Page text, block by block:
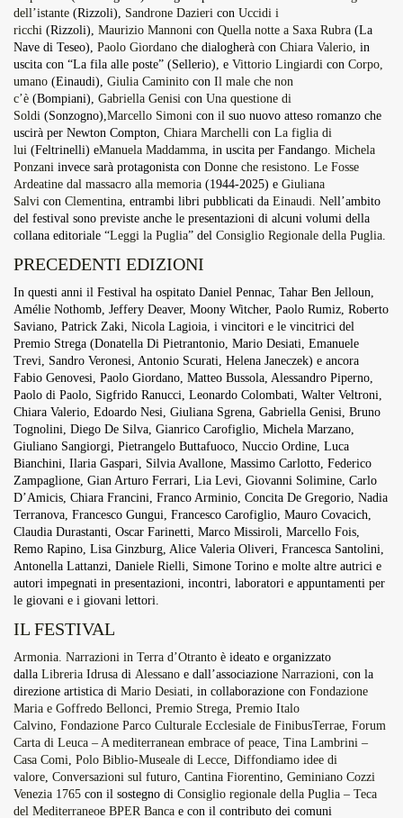
dell’istante (Rizzoli), Sandrone Dazieri con Uccidi i
ricchi (Rizzoli), Maurizio Mannoni con Quella notte a Saxa Rubra (La
Nave di Teseo), Paolo Giordano che dialogherà con Chiara Valerio, in
uscita con “La fila alle poste” (Sellerio), e Vittorio Lingiardi con Corpo,
umano (Einaudi), Giulia Caminito con Il male che non
c’è (Bompiani), Gabriella Genisi con Una questione di
Soldi (Sonzogno),Marcello Simoni con il suo nuovo atteso romanzo che
uscirà per Newton Compton, Chiara Marchelli con La figlia di
lui (Feltrinelli) eManuela Maddamma, in uscita per Fandango. Michela
Ponzani invece sarà protagonista con Donne che resistono. Le Fosse
Ardeatine dal massacro alla memoria (1944-2025) e Giuliana
Salvi con Clementina, entrambi libri pubblicati da Einaudi. Nell’ambito
del festival sono previste anche le presentazioni di alcuni volumi della
collana editoriale “Leggi la Puglia” del Consiglio Regionale della Puglia.
PRECEDENTI EDIZIONI
In questi anni il Festival ha ospitato Daniel Pennac, Tahar Ben Jelloun,
Amélie Nothomb, Jeffery Deaver, Moony Witcher, Paolo Rumiz, Roberto
Saviano, Patrick Zaki, Nicola Lagioia, i vincitori e le vincitrici del
Premio Strega (Donatella Di Pietrantonio, Mario Desiati, Emanuele
Trevi, Sandro Veronesi, Antonio Scurati, Helena Janeczek) e ancora
Fabio Genovesi, Paolo Giordano, Matteo Bussola, Alessandro Piperno,
Paolo di Paolo, Sigfrido Ranucci, Leonardo Colombati, Walter Veltroni,
Chiara Valerio, Edoardo Nesi, Giuliana Sgrena, Gabriella Genisi, Bruno
Tognolini, Diego De Silva, Gianrico Carofiglio, Michela Marzano,
Giuliano Sangiorgi, Pietrangelo Buttafuoco, Nuccio Ordine, Luca
Bianchini, Ilaria Gaspari, Silvia Avallone, Massimo Carlotto, Federico
Zampaglione, Gian Arturo Ferrari, Lia Levi, Giovanni Solimine, Carlo
D’Amicis, Chiara Francini, Franco Arminio, Concita De Gregorio, Nadia
Terranova, Francesco Gungui, Francesco Carofiglio, Mauro Covacich,
Claudia Durastanti, Oscar Farinetti, Marco Missiroli, Marcello Fois,
Remo Rapino, Lisa Ginzburg, Alice Valeria Oliveri, Francesca Santolini,
Antonella Lattanzi, Daniele Rielli, Simone Torino e molte altre autrici e
autori impegnati in presentazioni, incontri, laboratori e appuntamenti per
le giovani e i giovani lettori.
IL FESTIVAL
Armonia. Narrazioni in Terra d’Otranto è ideato e organizzato
dalla Libreria Idrusa di Alessano e dall’associazione Narrazioni, con la
direzione artistica di Mario Desiati, in collaborazione con Fondazione
Maria e Goffredo Bellonci, Premio Strega, Premio Italo
Calvino, Fondazione Parco Culturale Ecclesiale de FinibusTerrae, Forum
Carta di Leuca – A mediterranean embrace of peace, Tina Lambrini –
Casa Comi, Polo Biblio-Museale di Lecce, Diffondiamo idee di
valore, Conversazioni sul futuro, Cantina Fiorentino, Geminiano Cozzi
Venezia 1765 con il sostegno di Consiglio regionale della Puglia – Teca
del Mediterraneoe BPER Banca e con il contributo dei comuni